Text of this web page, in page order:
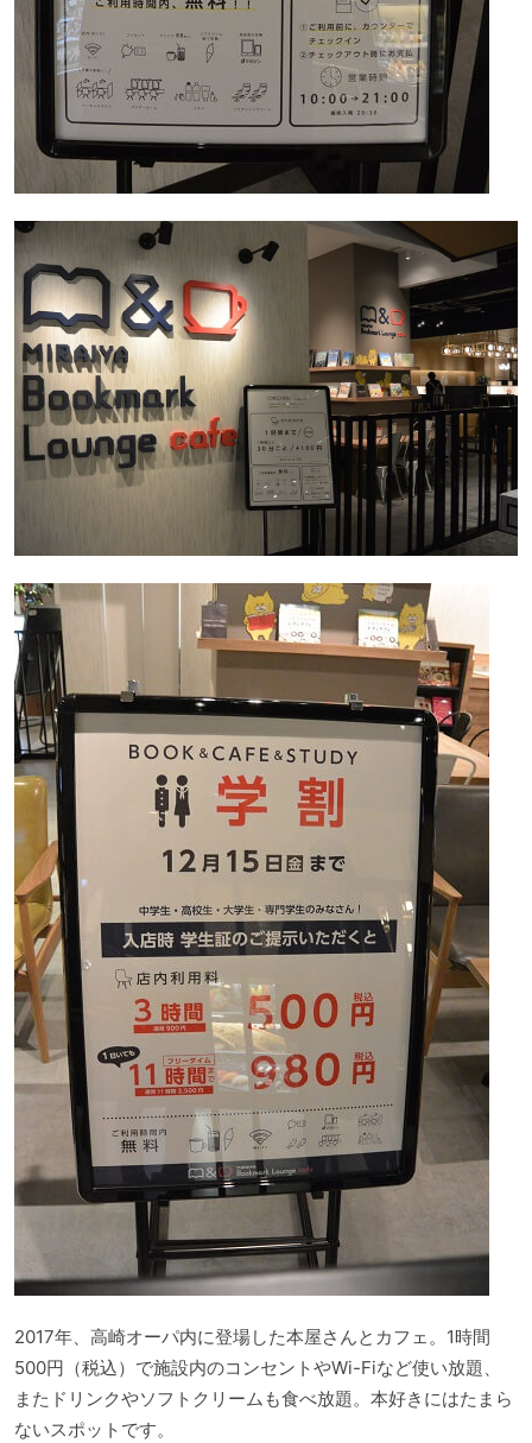
2017年、高崎オーパ内に登場した本屋さんとカフェ。1時間
500円（税込）で施設内のコンセントやWi-Fiなど使い放題、
またドリンクやソフトクリームも食べ放題。本好きにはたまら
ないスポットです。